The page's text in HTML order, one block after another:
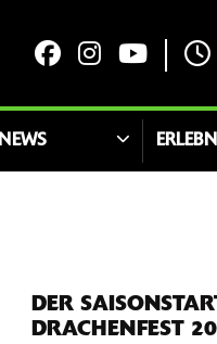
NEWS
DER
DRACHENFEST